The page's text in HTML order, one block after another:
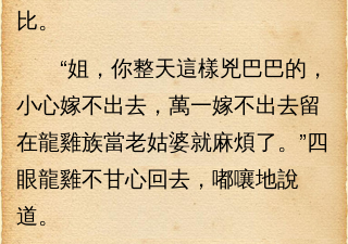
比。
“姐，你整天這樣兇巴巴的，
小心嫁不出去，萬一嫁不出去留
在龍雞族當老姑婆就麻煩了。”四
眼龍雞不甘心回去，嘟嚷地說
道。